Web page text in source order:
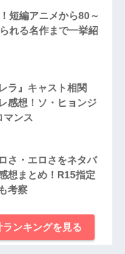
短編アニメから80～
れる名作まで一挙紹
ラ』キャスト相関
感想！ソ・ヒョンジ
マンス
さ・エロさをネタバ
想まとめ！R15指定
考察
ランキングを見る